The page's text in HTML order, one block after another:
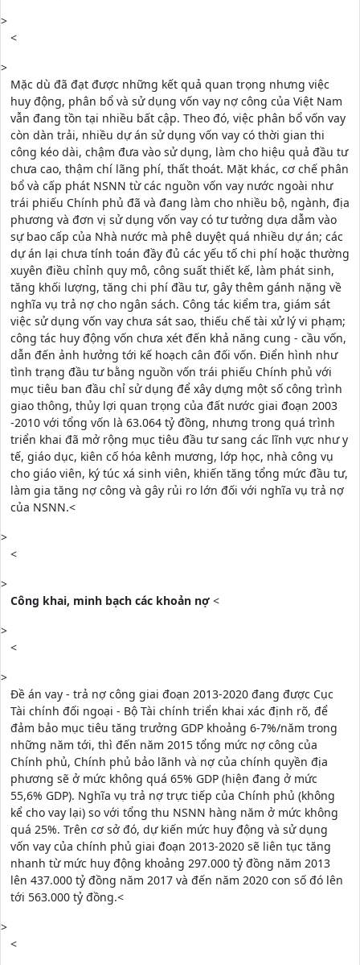
>
<
>
Mặc dù đã đạt được những kết quả quan trọng nhưng việc
huy động, phân bổ và sử dụng vốn vay nợ công của Việt Nam
vẫn đang tồn tại nhiều bất cập. Theo đó, việc phân bổ vốn vay
còn dàn trải, nhiều dự án sử dụng vốn vay có thời gian thi
công kéo dài, chậm đưa vào sử dụng, làm cho hiệu quả đầu tư
chưa cao, thậm chí lãng phí, thất thoát. Mặt khác, cơ chế phân
bổ và cấp phát NSNN từ các nguồn vốn vay nước ngoài như
trái phiếu Chính phủ đã và đang làm cho nhiều bộ, ngành, địa
phương và đơn vị sử dụng vốn vay có tư tưởng dựa dẫm vào
sự bao cấp của Nhà nước mà phê duyệt quá nhiều dự án; các
dự án lại chưa tính toán đầy đủ các yếu tố chi phí hoặc thường
xuyên điều chỉnh quy mô, công suất thiết kế, làm phát sinh,
tăng khối lượng, tăng chi phí đầu tư, gây thêm gánh nặng về
nghĩa vụ trả nợ cho ngân sách. Công tác kiểm tra, giám sát
việc sử dụng vốn vay chưa sát sao, thiếu chế tài xử lý vi phạm;
công tác huy động vốn chưa xét đến khả năng cung - cầu vốn,
dẫn đến ảnh hưởng tới kế hoạch cân đối vốn. Điển hình như
tình trạng đầu tư bằng nguồn vốn trái phiếu Chính phủ với
mục tiêu ban đầu chỉ sử dụng để xây dựng một số công trình
giao thông, thủy lợi quan trọng của đất nước giai đoạn 2003
-2010 với tổng vốn là 63.064 tỷ đồng, nhưng trong quá trình
triển khai đã mở rộng mục tiêu đầu tư sang các lĩnh vực như y
tế, giáo dục, kiên cố hóa kênh mương, lớp học, nhà công vụ
cho giáo viên, ký túc xá sinh viên, khiến tăng tổng mức đầu tư,
làm gia tăng nợ công và gây rủi ro lớn đối với nghĩa vụ trả nợ
của NSNN.<
>
<
>
Công khai, minh bạch các khoản nợ <
>
<
>
Đề án vay - trả nợ công giai đoạn 2013-2020 đang được Cục
Tài chính đối ngoại - Bộ Tài chính triển khai xác định rõ, để
đảm bảo mục tiêu tăng trưởng GDP khoảng 6-7%/năm trong
những năm tới, thì đến năm 2015 tổng mức nợ công của
Chính phủ, Chính phủ bảo lãnh và nợ của chính quyền địa
phương sẽ ở mức không quá 65% GDP (hiện đang ở mức
55,6% GDP). Nghĩa vụ trả nợ trực tiếp của Chính phủ (không
kể cho vay lại) so với tổng thu NSNN hàng năm ở mức không
quá 25%. Trên cơ sở đó, dự kiến mức huy động và sử dụng
vốn vay của chính phủ giai đoạn 2013-2020 sẽ liên tục tăng
nhanh từ mức huy động khoảng 297.000 tỷ đồng năm 2013
lên 437.000 tỷ đồng năm 2017 và đến năm 2020 con số đó lên
tới 563.000 tỷ đồng.<
>
<